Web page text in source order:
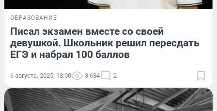
ОБРАЗОВАНИЕ
Писал экзамен вместе со своей
девушкой. Школьник решил пересдать
ЕГЭ и набрал 100 баллов
6 августа, 2025, 13:00 3 634 2